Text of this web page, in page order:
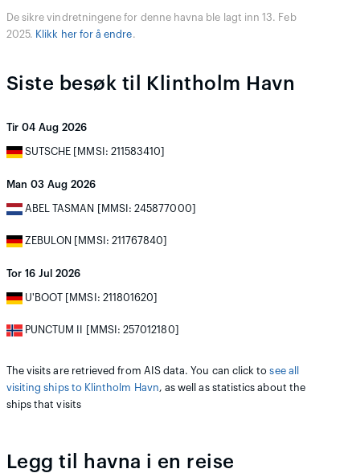
De sikre vindretningene for denne havna ble lagt inn 13. Feb
2025. Klikk her for å endre.
Siste besøk til Klintholm Havn
Tir 04 Aug 2026
SUTSCHE [MMSI: 211583410]
Man 03 Aug 2026
ABEL TASMAN [MMSI: 245877000]
ZEBULON [MMSI: 211767840]
Tor 16 Jul 2026
U'BOOT [MMSI: 211801620]
PUNCTUM II [MMSI: 257012180]
The visits are retrieved from AIS data. You can click tosee all
visiting ships to Klintholm Havn, as well as statistics about the
ships that visits
Legg til havna i en reise